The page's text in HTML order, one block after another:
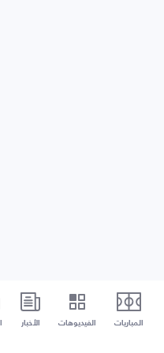
المباريات الفيديوهات الأخبار